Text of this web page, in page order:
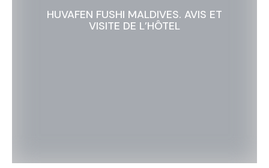
HUVAFEN FUSHI MALDIVES. AVIS ET
VISITE DE L’HÔTEL